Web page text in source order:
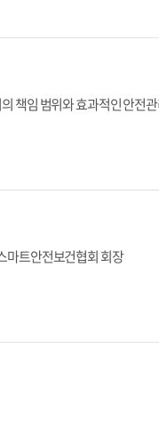
책임 범위와 효과적인 안전
마트안전보건협회 회장